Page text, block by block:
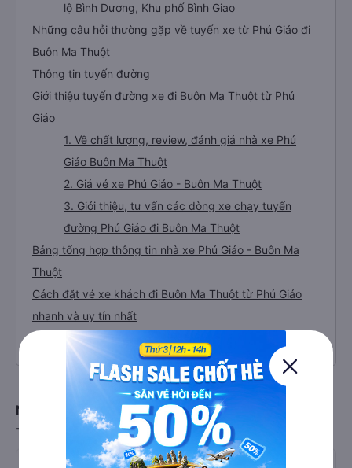
lộ Bình Dương, Khu phố Bình Giao
Những câu hỏi thường gặp về tuyến xe từ Phú Giáo đi
Buôn Ma Thuột
Thông tin tuyến đường
Giới thiệu tuyến đường xe đi Buôn Ma Thuột từ Phú
Giáo
1. Về chất lượng, review, đánh giá nhà xe Phú
Giáo Buôn Ma Thuột
2. Giá vé xe Phú Giáo - Buôn Ma Thuột
3. Giới thiệu, tư vấn các dòng xe chạy tuyến
đường Phú Giáo đi Buôn Ma Thuột
Bảng tổng hợp thông tin nhà xe Phú Giáo - Buôn Ma
Thuột
Cách đặt vé xe khách đi Buôn Ma Thuột từ Phú Giáo
nhanh và uy tín nhất
Đặt vé xe Tết 2027 từ Phú Giáo đi Buôn Ma Thuột
Những câu hỏi thường gặp về tuyến xe từ Phú Giáo
- Bình Dương đi Buôn Ma Thuột - Đắk Lắk